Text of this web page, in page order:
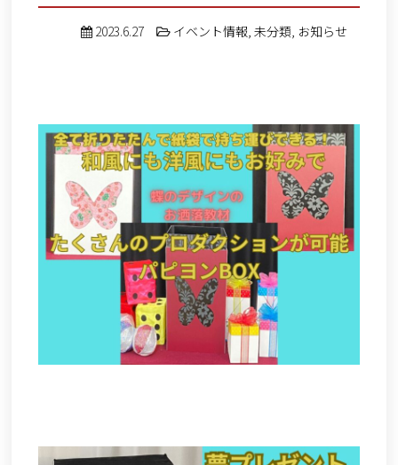
2023.6.27 イベント情報, 未分類, お知らせ